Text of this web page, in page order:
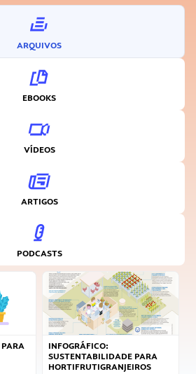
ARQUIVOS
EBOOKS
VÍDEOS
ARTIGOS
PODCASTS
PARA
INFOGRÁFICO:
SUSTENTABILIDADE PARA
HORTIFRUTIGRANJEIROS